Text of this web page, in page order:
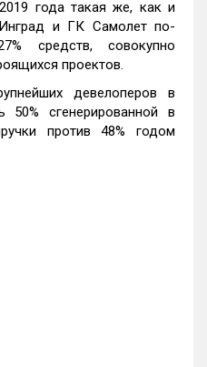
года такая же, как и
и ГК Самолет по-
средств, совокупно
проектов.
девелоперов в
50% сгенерированной в
против 48% годом